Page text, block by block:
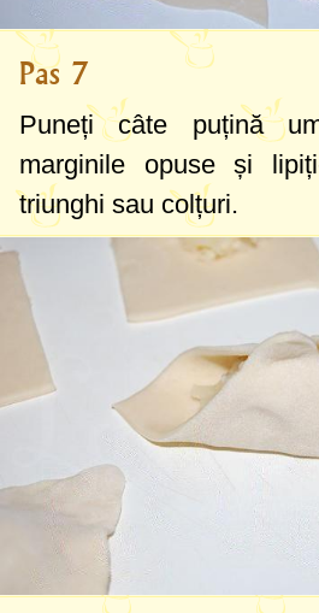
Pas 7
Puneți câte puțină
marginile opuse și
triunghi sau colțuri.